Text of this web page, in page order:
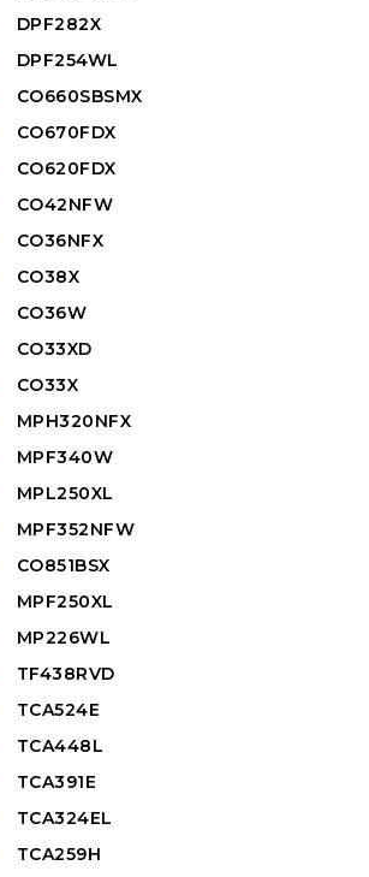
DPF282X
DPF254WL
CO660SBSMX
CO670FDX
CO620FDX
CO42NFW
CO36NFX
CO38X
CO36W
CO33XD
CO33X
MPH320NFX
MPF340W
MPL250XL
MPF352NFW
CO851BSX
MPF250XL
MP226WL
TF438RVD
TCA524E
TCA448L
TCA391E
TCA324EL
TCA259H